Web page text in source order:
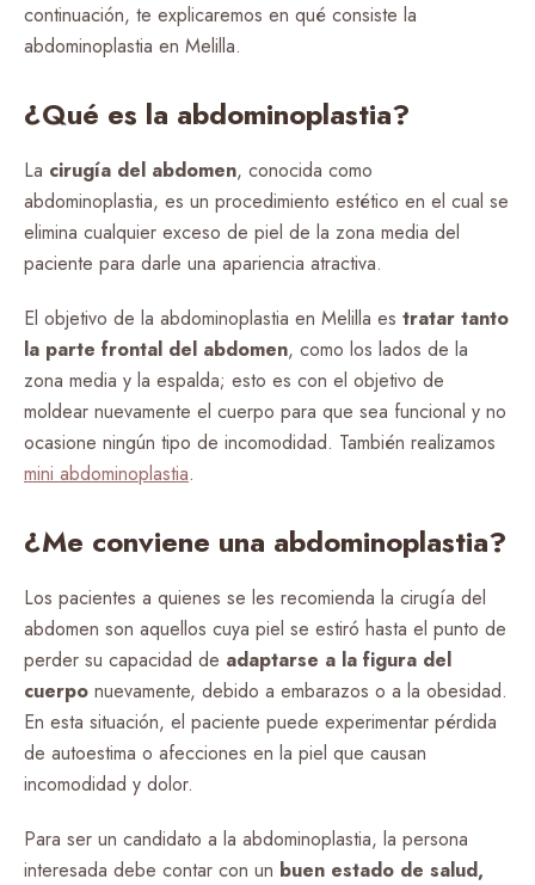
continuación, te explicaremos en qué consiste la
abdominoplastia en Melilla.
¿Qué es la abdominoplastia?
La cirugía del abdomen, conocida como
abdominoplastia, es un procedimiento estético en el cual se
elimina cualquier exceso de piel de la zona media del
paciente para darle una apariencia atractiva.
El objetivo de la abdominoplastia en Melilla es tratar tanto
la parte frontal del abdomen, como los lados de la
zona media y la espalda; esto es con el objetivo de
moldear nuevamente el cuerpo para que sea funcional y no
ocasione ningún tipo de incomodidad. También realizamos
mini abdominoplastia.
¿Me conviene una abdominoplastia?
Los pacientes a quienes se les recomienda la cirugía del
abdomen son aquellos cuya piel se estiró hasta el punto de
perder su capacidad de adaptarse a la figura del
cuerpo nuevamente, debido a embarazos o a la obesidad.
En esta situación, el paciente puede experimentar pérdida
de autoestima o afecciones en la piel que causan
incomodidad y dolor.
Para ser un candidato a la abdominoplastia, la persona
interesada debe contar con un buen estado de salud,